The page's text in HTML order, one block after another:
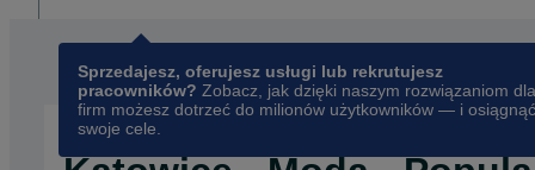
Sprzedajesz, oferujesz usługi lub rekrutujesz
pracowników? Zobacz, jak dzięki naszym rozwiązaniom dla
firm możesz dotrzeć do milionów użytkowników — i osiągnąć
swoje cele.